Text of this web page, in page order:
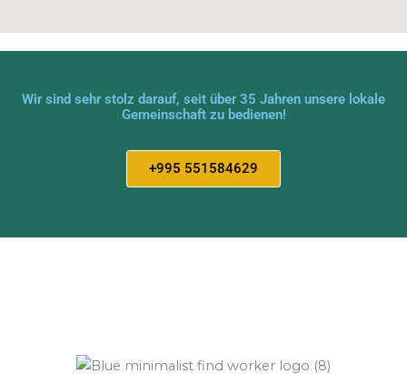
Wir sind sehr stolz darauf, seit über 35 Jahren unsere lokale
Gemeinschaft zu bedienen!
+995 551584629